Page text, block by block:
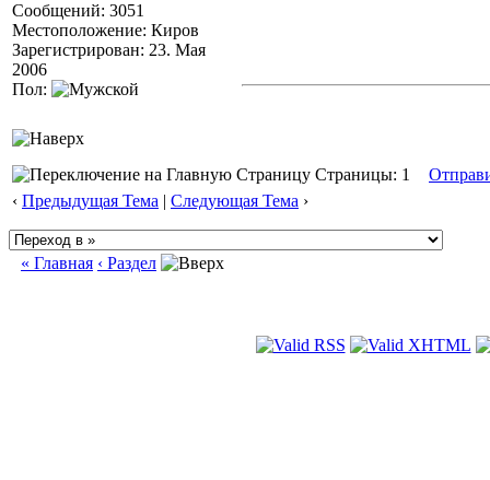
Сообщений: 3051
Местоположение: Киров
Зарегистрирован: 23. Мая
2006
Пол:
Страницы: 1
‹ Предыдущая Тема | Следующая Тема ›
« Главная ‹ Раздел